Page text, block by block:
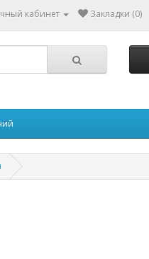
кабинет Закладки (0)